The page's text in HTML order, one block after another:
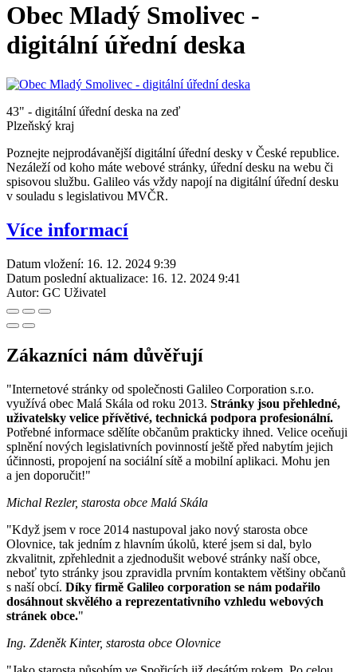
Obec Mladý Smolivec -
digitální úřední deska
43" - digitální úřední deska na zeď
Plzeňský kraj
Poznejte nejprodávanější digitální úřední desky v České republice.
Nezáleží od koho máte webové stránky, úřední desku na webu či
spisovou službu. Galileo vás vždy napojí na digitální úřední desku
v souladu s legislativou MVČR.
Více informací
Datum vložení: 16. 12. 2024 9:39
Datum poslední aktualizace: 16. 12. 2024 9:41
Autor: GC Uživatel
Zákazníci nám důvěřují
"Internetové stránky od společnosti Galileo Corporation s.r.o.
využívá obec Malá Skála od roku 2013. Stránky jsou přehledné,
uživatelsky velice přívětivé, technická podpora profesionální.
Potřebné informace sdělíte občanům prakticky ihned. Velice oceňuji
splnění nových legislativních povinností ještě před nabytím jejich
účinnosti, propojení na sociální sítě a mobilní aplikaci. Mohu jen
a jen doporučit!"
Michal Rezler, starosta obce Malá Skála
"Když jsem v roce 2014 nastupoval jako nový starosta obce
Olovnice, tak jedním z hlavním úkolů, které jsem si dal, bylo
zkvalitnit, zpřehlednit a zjednodušit webové stránky naší obce,
neboť tyto stránky jsou zpravidla prvním kontaktem většiny občanů
s naší obcí. Díky firmě Galileo corporation se nám podařilo
dosáhnout skvělého a reprezentativního vzhledu webových
stránek obce."
Ing. Zdeněk Kinter, starosta obce Olovnice